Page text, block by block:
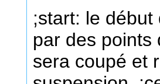
;start: le
par des points
sera coupé et